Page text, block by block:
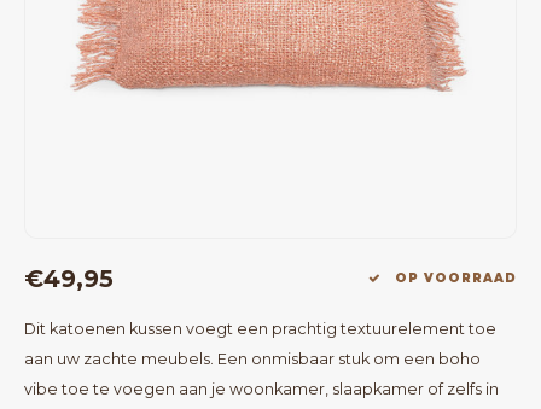
Bartafels
Kapstokken
Decoratie op Standaard
€49,95 OP VOORRAAD
Dit katoenen kussen voegt een prachtig textuurelement toe
aan uw zachte meubels. Een onmisbaar stuk om een boho
vibe toe te voegen aan je woonkamer, slaapkamer of zelfs in